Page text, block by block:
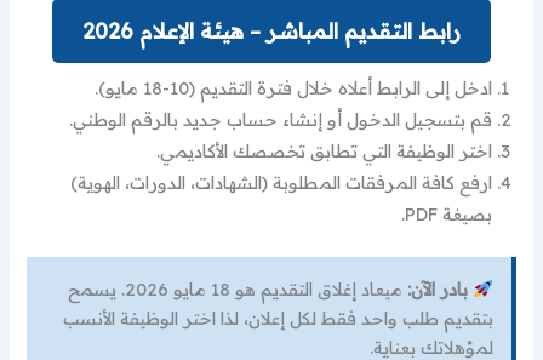
رابط التقديم المباشر – هيئة الإعلام 2026
ادخل إلى الرابط أعلاه خلال فترة التقديم (10-18 مايو).
قم بتسجيل الدخول أو إنشاء حساب جديد بالرقم الوطني.
اختر الوظيفة التي تطابق تخصصك الأكاديمي.
ارفع كافة المرفقات المطلوبة (الشهادات، الدورات، الهوية)
بصيغة PDF.
بادر الآن:
ميعاد إغلاق التقديم هو 18 مايو 2026. يسمح
بتقديم طلب واحد فقط لكل إعلان، لذا اختر الوظيفة الأنسب
لمؤهلاتك بعناية.